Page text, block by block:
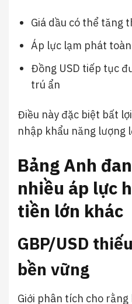
Giá dầu có thể tăng
Áp lực lạm phát
Đồng USD tiếp tục
trú ẩn
Điều này đặc biệt bất
nhập khẩu năng lượng
Bảng Anh
nhiều áp lực
tiền lớn khác
GBP/USD
bền vững
Giới phân tích cho